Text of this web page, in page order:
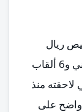
حقق 26 لقبًا بقميص ريال
مدريد، من بينها 4 ألقاب في الدوري الإسباني و6 ألقاب
لاحقته منذ
على